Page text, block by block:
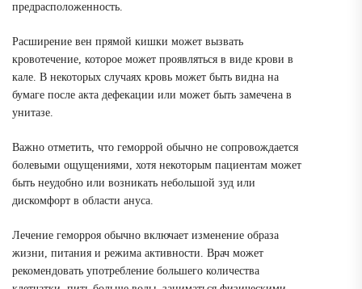
предрасположенность.
Расширение вен прямой кишки может вызвать
кровотечение, которое может проявляться в виде крови в
кале. В некоторых случаях кровь может быть видна на
бумаге после акта дефекации или может быть замечена в
унитазе.
Важно отметить, что геморрой обычно не сопровождается
болевыми ощущениями, хотя некоторым пациентам может
быть неудобно или возникать небольшой зуд или
дискомфорт в области ануса.
Лечение геморроя обычно включает изменение образа
жизни, питания и режима активности. Врач может
рекомендовать употребление большего количества